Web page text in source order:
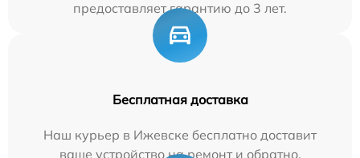
предоставляет гарантию до 3 лет.
Бесплатная доставка
Наш курьер в Ижевске бесплатно доставит
ваше устройство на ремонт и обратно.